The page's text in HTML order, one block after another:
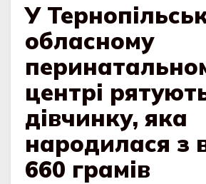
У
обласному
центрі
дівчинку, яка
народилася з
660 грамів